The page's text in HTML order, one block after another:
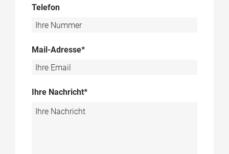
Telefon
Mail-Adresse*
Ihre Nachricht*